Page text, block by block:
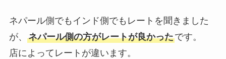
ネパール側でもインド側でもレートを聞きました
が、 ネパール側の方がレートが良かったです。
店によってレートが違います。